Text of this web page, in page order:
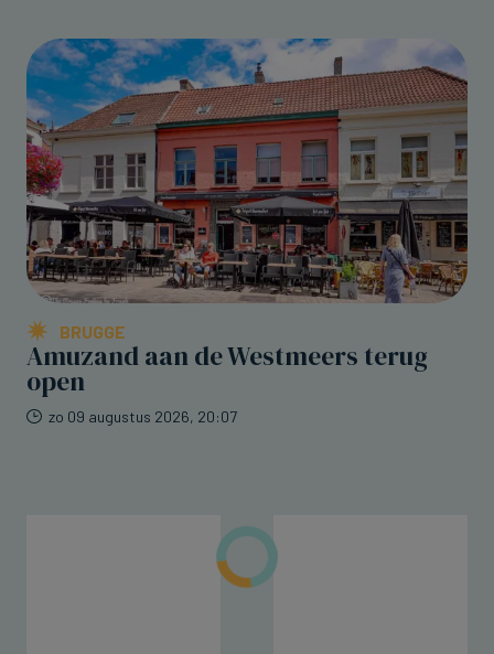
BRUGGE
Amuzand aan de Westmeers terug
open
zo 09 augustus 2026, 20:07